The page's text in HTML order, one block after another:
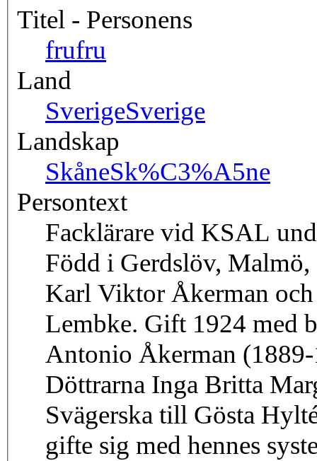
Titel - Personens
frufru
Land
SverigeSverige
Landskap
SkåneSk%C3%A5ne
Persontext
Facklärare vid KSAL
Född i Gerdslöv,
Karl Viktor Åkerman
Lembke. Gift 1924 med
Antonio Åkerman
Döttrarna Inga Britta Margareta och
Svägerska till Gösta
gifte sig med hennes